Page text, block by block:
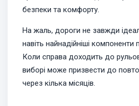
безпеки та комфорту.
На жаль, дороги не завжди
навіть найнадійніші компоненти
Коли справа доходить до
виборі може призвести до
через кілька місяців.